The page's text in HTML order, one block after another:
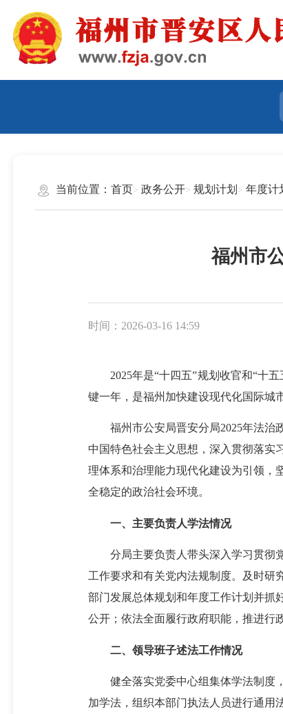
当前位置： 首页 政务公开 规划计划 年度计
福州市
时间：2026-03-16 14:59
2025年是“十四五”规划收官和“十五
键一年，是福州加快建设现代化国际城
福州市公安局晋安分局2025年法治政
中国特色社会主义思想，深入贯彻落实
理体系和治理能力现代化建设为引领，
全稳定的政治社会环境。
一、主要负责人学法情况
分局主要负责人带头深入学习贯彻党
工作要求和有关党内法规制度。及时研
部门发展总体规划和年度工作计划并抓
公开；依法全面履行政府职能，推进行
二、领导班子述法工作情况
健全落实党委中心组集体学法制度，
加学法，组织本部门执法人员进行通用